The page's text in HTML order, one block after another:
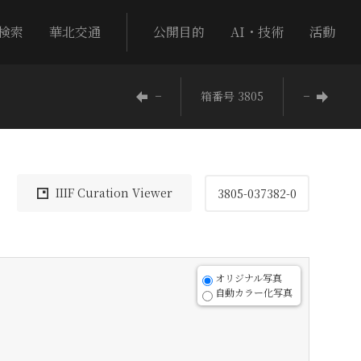
索 華北交通 公開目的 AI・技術 活動
− 箱番号 3805 −
IIIF Curation Viewer 3805-037382-0
オリジナル写真
自動カラー化写真